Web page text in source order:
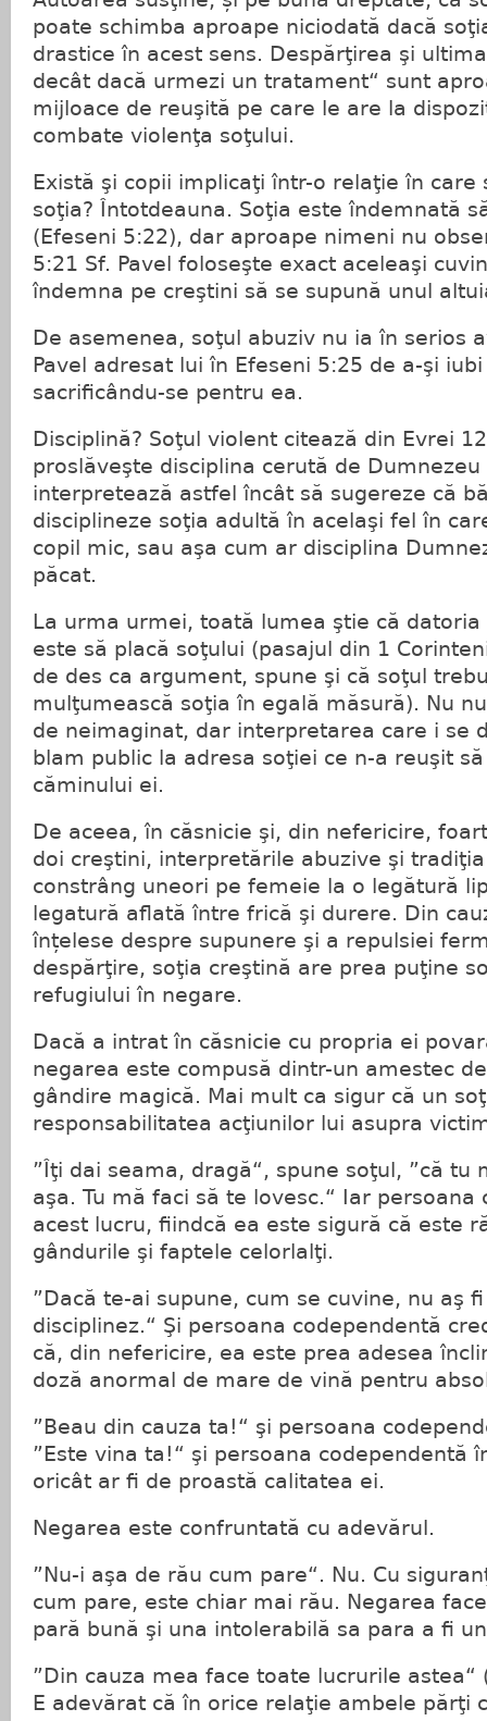
poate schimba aproape niciodată dacă
drastice în acest sens. Despărţirea şi
decât dacă urmezi un tratament“ sunt
mijloace de reuşită pe care le are la
combate violenţa soţului.
Există şi copii implicaţi într-o relaţie în care
soţia? Întotdeauna. Soţia este îndemnată
(Efeseni 5:22), dar aproape nimeni nu
5:21 Sf. Pavel foloseşte exact aceleaşi
îndemna pe creştini să se supună unul
De asemenea, soţul abuziv nu ia în serios
Pavel adresat lui în Efeseni 5:25 de a-şi
sacrificându-se pentru ea.
Disciplină? Soţul violent citează din Evrei
proslăveşte disciplina cerută de
interpretează astfel încât să sugereze că
disciplineze soţia adultă în acelaşi fel în
copil mic, sau aşa cum ar disciplina
păcat.
La urma urmei, toată lumea ştie că
este să placă soţului (pasajul din 1
de des ca argument, spune şi că soţul
mulţumească soţia în egală măsură). Nu
de neimaginat, dar interpretarea care i se
blam public la adresa soţiei ce n-a reuşit
căminului ei.
De aceea, în căsnicie şi, din nefericire,
doi creştini, interpretările abuzive şi
constrâng uneori pe femeie la o legătură
legatură aflată între frică şi durere. Din
înțelese despre supunere şi a repulsiei
despărţire, soţia creştină are prea puţine
refugiului în negare.
Dacă a intrat în căsnicie cu propria ei
negarea este compusă dintr-un amestec
gândire magică. Mai mult ca sigur că un
responsabilitatea acţiunilor lui asupra
”Îţi dai seama, dragă“, spune soţul, ”că tu
aşa. Tu mă faci să te lovesc.“ Iar persoana
acest lucru, fiindcă ea este sigură că este
gândurile şi faptele celorlalţi.
”Dacă te-ai supune, cum se cuvine, nu aş
disciplinez.“ Şi persoana codependentă
că, din nefericire, ea este prea adesea
doză anormal de mare de vină pentru
”Beau din cauza ta!“ şi persoana
”Este vina ta!“ şi persoana codependentă
oricât ar fi de proastă calitatea ei.
Negarea este confruntată cu adevărul.
”Nu-i aşa de rău cum pare“. Nu. Cu
cum pare, este chiar mai rău. Negarea
pară bună şi una intolerabilă sa para a fi
”Din cauza mea face toate lucrurile astea“
E adevărat că în orice relaţie ambele părţi